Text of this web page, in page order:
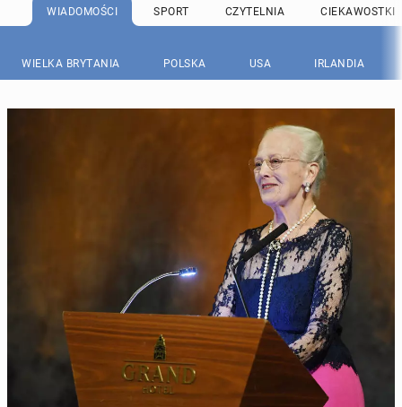
WIADOMOŚCI SPORT CZYTELNIA CIEKAWOSTKI
WIELKA BRYTANIA POLSKA USA IRLANDIA